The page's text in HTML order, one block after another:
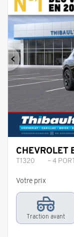
Précédent
T1320 – 4
Votre prix
Traction avant